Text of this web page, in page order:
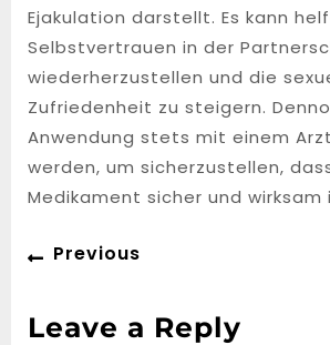
Ejakulation darstellt. Es kann
Selbstvertrauen in der
wiederherzustellen und die
Zufriedenheit zu steigern.
Anwendung stets mit einem
werden, um sicherzustellen,
Medikament sicher und wirksam
Post
navigation
Previous
Leave a Reply